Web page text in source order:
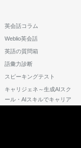
英会話コラム
Weblio英会話
英語の質問箱
語彙力診断
スピーキングテスト
キャリジェネ～生成AIスク
ール・AIスキルでキャリア